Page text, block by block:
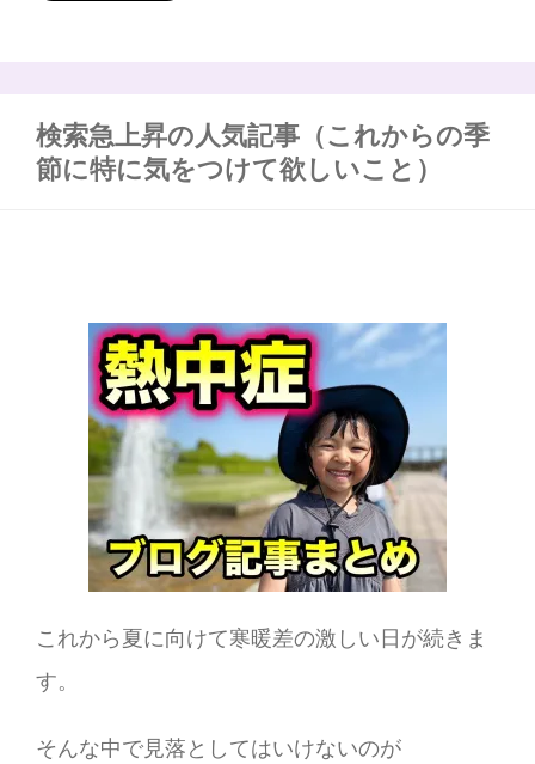
検索急上昇の人気記事（これからの季
節に特に気をつけて欲しいこと）
これから夏に向けて寒暖差の激しい日が続きま
す。
そんな中で見落としてはいけないのが